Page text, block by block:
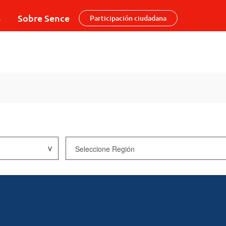
Sobre Sence Participación ciudadana